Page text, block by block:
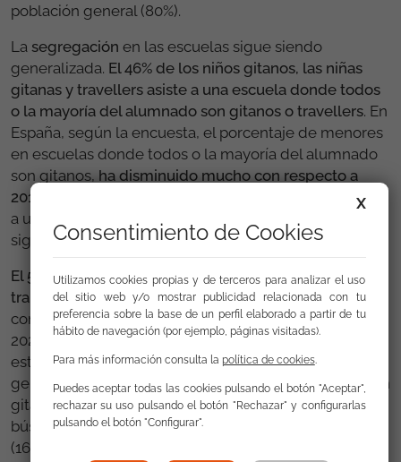
población general (80%).
La segregación en las escuelas sigue siendo
generalizada. El 46% de los niños gitanos, las niñas
gitanas y travellers asiste a una escuela donde todos
o la mayoría del alumnado son gitanos o travellers. En
España, según la encuesta, el porcentaje de menores
en escuelas donde todos o la mayoría del alumnado
son gitanos, ha disminuido mucho con respecto a
2019
, 17 puntos menos: pasa de un 45% en 2019/2021
a un 28% en 2024. lo cual es un dato positivo, aunque
sigue siendo una realidad muy preocupante.
El 54% de la población gitana y traveller tiene un
trabajo remunerado , lo que supone una mejora en
comparación con 2016 (43%) y en comparación con
2021 (43%)), pero los niveles de empleo siguen
estando muy por debajo de los de la población
general (75%). Al mismo tiempo, el 36% de la población
gitana y traveller se sentía discriminada en la
búsqueda de empleo: más del doble que en 2016
(16%) y más que en 2021 (33%). En España, el
X
Consentimiento de Cookies
Utilizamos cookies propias y de terceros para analizar el uso
del sitio web y/o mostrar publicidad relacionada con tu
preferencia sobre la base de un perfil elaborado a partir de tu
hábito de navegación (por ejemplo, páginas visitadas).
Para más información consulta la política de cookies.
Puedes aceptar todas las cookies pulsando el botón "Aceptar",
rechazar su uso pulsando el botón "Rechazar" y configurarlas
pulsando el botón "Configurar".